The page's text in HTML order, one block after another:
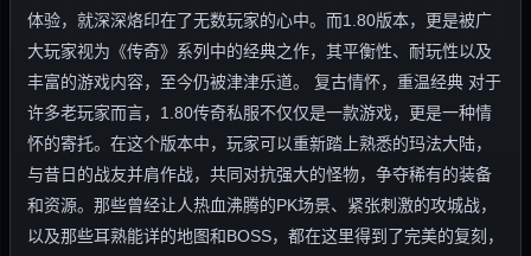
体验，就深深烙印在了无数玩家的心中。而1.80版本，更是被广
大玩家视为《传奇》系列中的经典之作，其平衡性、耐玩性以及
丰富的游戏内容，至今仍被津津乐道。 复古情怀，重温经典 对于
许多老玩家而言，1.80传奇私服不仅仅是一款游戏，更是一种情
怀的寄托。在这个版本中，玩家可以重新踏上熟悉的玛法大陆，
与昔日的战友并肩作战，共同对抗强大的怪物，争夺稀有的装备
和资源。那些曾经让人热血沸腾的PK场景、紧张刺激的攻城战，
以及那些耳熟能详的地图和BOSS，都在这里得到了完美的复刻，